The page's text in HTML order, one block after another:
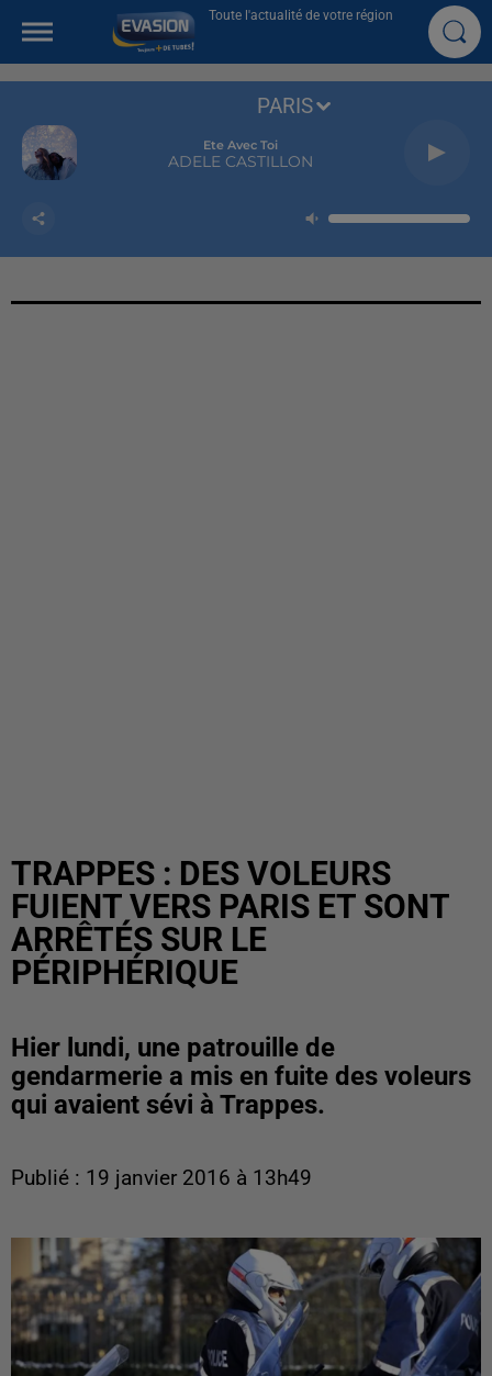
Toute l'actualité de votre région
Ete Avec Toi
ADELE CASTILLON
PARIS
TRAPPES : DES VOLEURS
FUIENT VERS PARIS ET SONT
ARRÊTÉS SUR LE
PÉRIPHÉRIQUE
Hier lundi, une patrouille de
gendarmerie a mis en fuite des voleurs
qui avaient sévi à Trappes.
Publié : 19 janvier 2016 à 13h49